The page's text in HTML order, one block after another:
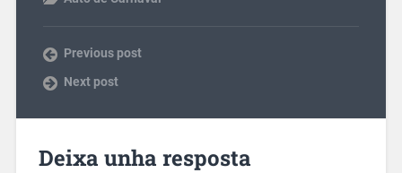
Previous post
Next post
Deixa unha resposta